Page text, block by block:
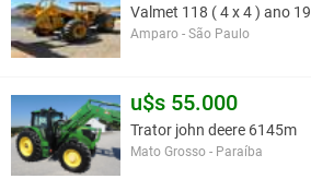
Valmet 118 ( 4 x 4 ) ano
Amparo - São Paulo
u$s 55.000
Trator john deere 6145m
Mato Grosso - Paraíba